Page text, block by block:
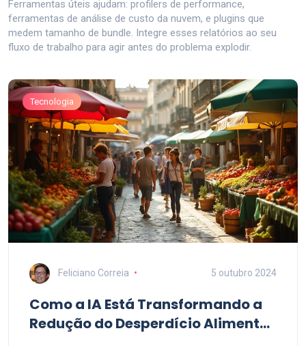
Ferramentas úteis ajudam: profilers de performance,
ferramentas de análise de custo da nuvem, e plugins que
medem tamanho de bundle. Integre esses relatórios ao seu
fluxo de trabalho para agir antes do problema explodir.
Tecnologia
Feliciano Correia 5 outubro 2024
Como a IA Está Transformando a
Redução do Desperdício Alimentar